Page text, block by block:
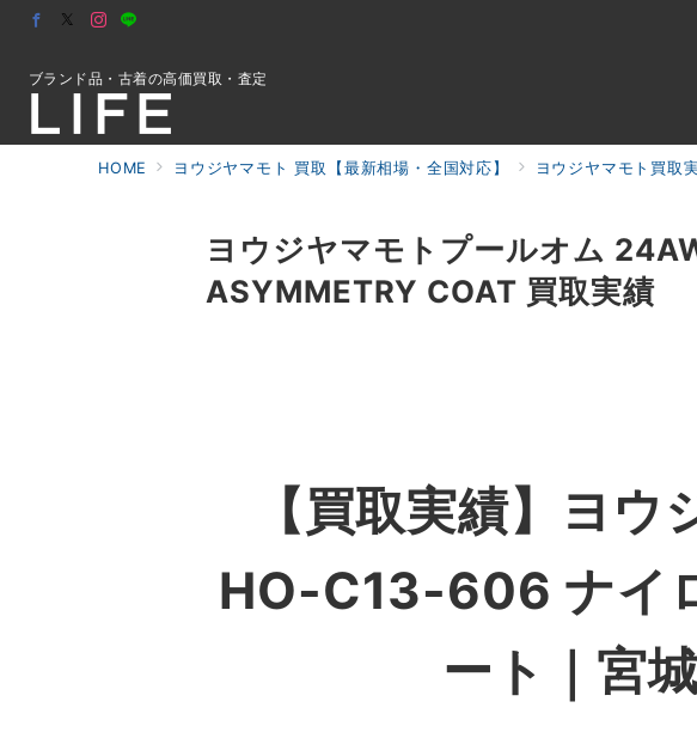
ブランド品・古着の高価買取・査定
HOME ヨウジヤマモト 買取【最新相場・全国対応】 ヨウジヤマモト買取
ヨウジヤマモトプールオム
ASYMMETRY COAT 買取実績
【買取実績】
ヨウ
HO-C13-606 ナイ
ート ｜宮